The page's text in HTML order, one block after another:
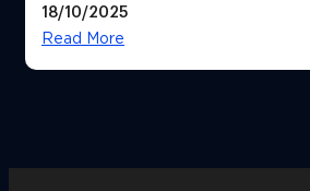
สวยฉ่ำ !
18/10/2025
Read More